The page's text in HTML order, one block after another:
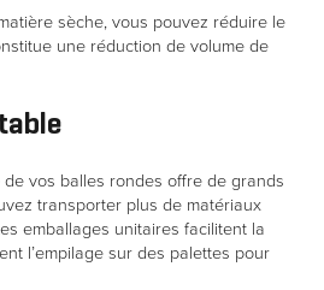
sèche, vous pouvez réduire le
une réduction de volume de
vos balles rondes offre de grands
transporter plus de matériaux
emballages unitaires facilitent la
l’empilage sur des palettes pour
Nécessaire
fonctionnement
du site web.